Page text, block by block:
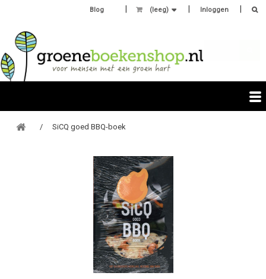
Inloggen
(leeg)
Blog
SiCQ goed BBQ-boek